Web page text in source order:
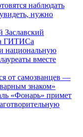
наблюдать
нужно
ГИТИСа
национальную
вместе
от самозванцев —
знаком»
«Фонарь» примет